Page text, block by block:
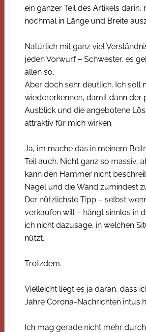
ein ganzer Teil des Artikels darin,
nochmal in Länge und Breite
Natürlich mit ganz viel
jeden Vorwurf – Schwester, es
allen so.
Aber doch sehr deutlich. Ich soll
wiedererkennen, damit dann der
Ausblick und die angebotene
attraktiv für mich wirken.
Ja, im mache das in meinem
Teil auch. Nicht ganz so massiv,
kann den Hammer nicht
Nagel und die Wand zumindest
Der nützlichste Tipp – selbst
verkaufen will – hängt sinnlos in
ich nicht dazusage, in welchen
nützt.
Trotzdem.
Vielleicht liegt es ja daran, dass
Jahre Corona-Nachrichten intus
Ich mag gerade nicht mehr